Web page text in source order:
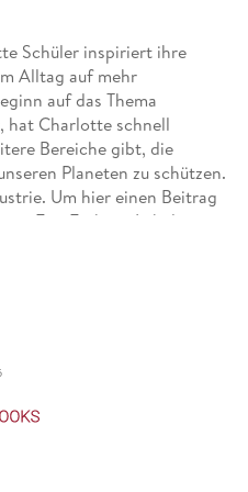
Schüler inspiriert ihre
Alltag auf mehr
auf das Thema
hat Charlotte schnell
Bereiche gibt, die
Planeten zu schützen.
Um hier einen Beitrag
Fair-Fashion-Label mit